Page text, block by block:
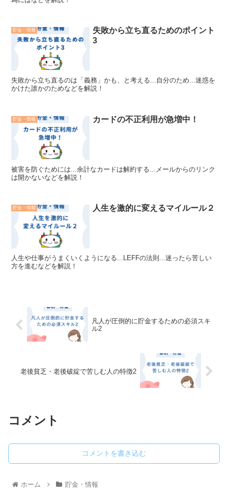
貯金・情報
失敗から立ち直るためのポイント
3
失敗から立ち直るのは「義務」かも、と考える...自分のため...迷惑を
かけた誰かのためなどを解説！
貯金・情報 カードの不正利用が急増中！
被害を防ぐためには...余計なカードは解約する...メールからのリンク
は開かないなどを解説！
貯金・情報 人生を激的に変えるマイルール２
人生や仕事がうまくいくようになる...LEFFの法則...迷ったら苦しい
方を進むなどを解説！
凡人が圧倒的に貯金するための必須スキ
ル2
老後貧乏・老後破綻で苦しむ人の特徴2
コメント
コメントを書き込む
ホーム 貯金・情報